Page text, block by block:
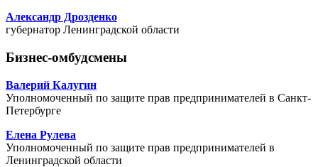
Александр Дрозденко
губернатор Ленинградской области
Бизнес-омбудсмены
Валерий Калугин
Уполномоченный по защите прав предпринимателей в Санкт-
Петербурге
Елена Рулева
Уполномоченный по защите прав предпринимателей в
Ленинградской области